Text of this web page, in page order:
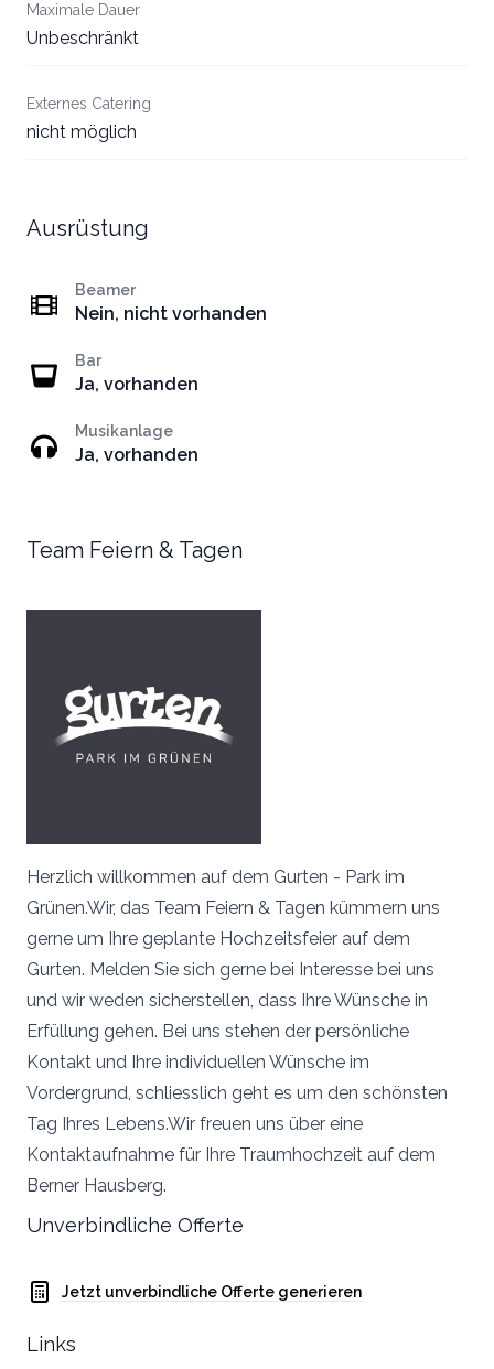
Maximale Dauer
Unbeschränkt
Externes Catering
nicht möglich
Ausrüstung
Beamer
Nein, nicht vorhanden
Bar
Ja, vorhanden
Musikanlage
Ja, vorhanden
Team Feiern & Tagen
Herzlich willkommen auf dem Gurten - Park im
Grünen.Wir, das Team Feiern & Tagen kümmern uns
gerne um Ihre geplante Hochzeitsfeier auf dem
Gurten. Melden Sie sich gerne bei Interesse bei uns
und wir weden sicherstellen, dass Ihre Wünsche in
Erfüllung gehen. Bei uns stehen der persönliche
Kontakt und Ihre individuellen Wünsche im
Vordergrund, schliesslich geht es um den schönsten
Tag Ihres Lebens.Wir freuen uns über eine
Kontaktaufnahme für Ihre Traumhochzeit auf dem
Berner Hausberg.
Unverbindliche Offerte
Jetzt unverbindliche Offerte generieren
Links